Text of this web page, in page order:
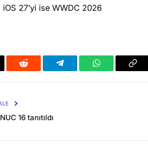
27’yi ise WWDC 2026
Reddit Telegram WhatsApp
16 tanıtıldı